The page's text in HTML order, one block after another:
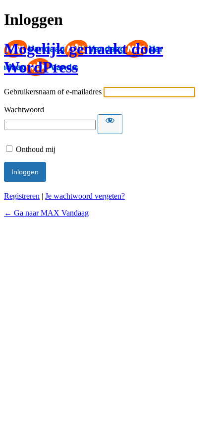
Inloggen
Mogelijk gemaakt door
WordPress
Gebruikersnaam of e-mailadres
Wachtwoord
Onthoud mij
Registreren | Je wachtwoord vergeten?
← Ga naar MAX Vandaag